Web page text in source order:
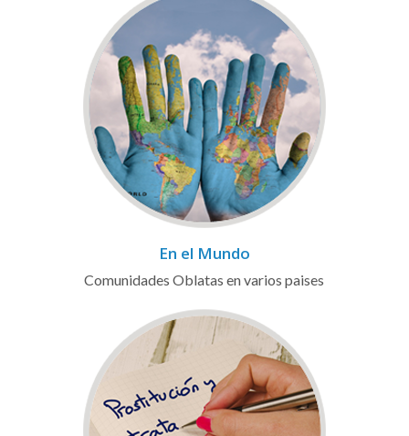
En el Mundo
Comunidades Oblatas en varios paises